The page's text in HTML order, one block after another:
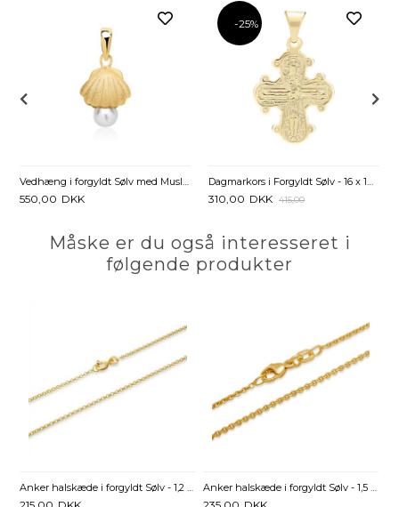
Vedhæng i forgyldt Sølv med Muslingeskal og Ferskvandsperle
550,00 DKK
-25%
Dagmarkors i Forgyldt Sølv - 16 x 14 mm
310,00 DKK 415,00
Måske er du også interesseret i
følgende produkter